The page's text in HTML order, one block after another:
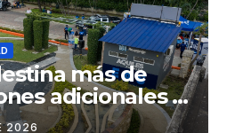
más de
adicionales a
para fortalecer la
2026